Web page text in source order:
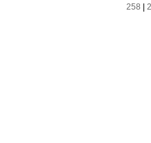
258